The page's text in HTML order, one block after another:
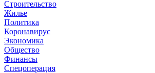
Строительство
Жилье
Политика
Коронавирус
Экономика
Общество
Финансы
Спецоперация